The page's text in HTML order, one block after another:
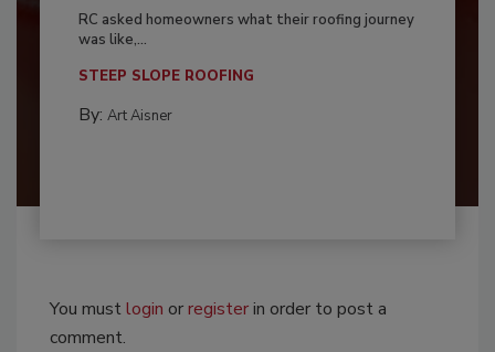
RC asked homeowners what their roofing journey
was like,...
STEEP SLOPE ROOFING
By: Art Aisner
You mustlogin orregisterin order to post a
comment.